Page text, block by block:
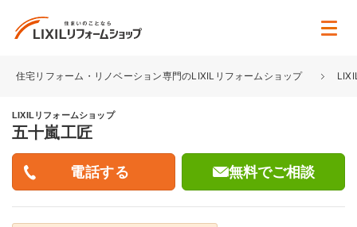
住宅リフォーム・リノベーション専門のLIXILリフォームショップ
LIXILリフォームショップ
五十嵐工匠
無料でご相談